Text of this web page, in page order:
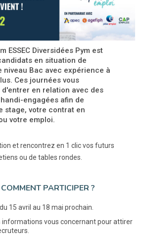
ESSEC Diversidées Pym est
en situation de
niveau Bac avec expérience à
Ces journées vous
en relation avec des
engagées afin de
stage, votre contrat en
votre emploi.
et rencontrez en 1 clic vos futurs
ou de tables rondes.
PARTICIPER ?
15 avril au 18 mai prochain.
informations vous concernant pour attirer